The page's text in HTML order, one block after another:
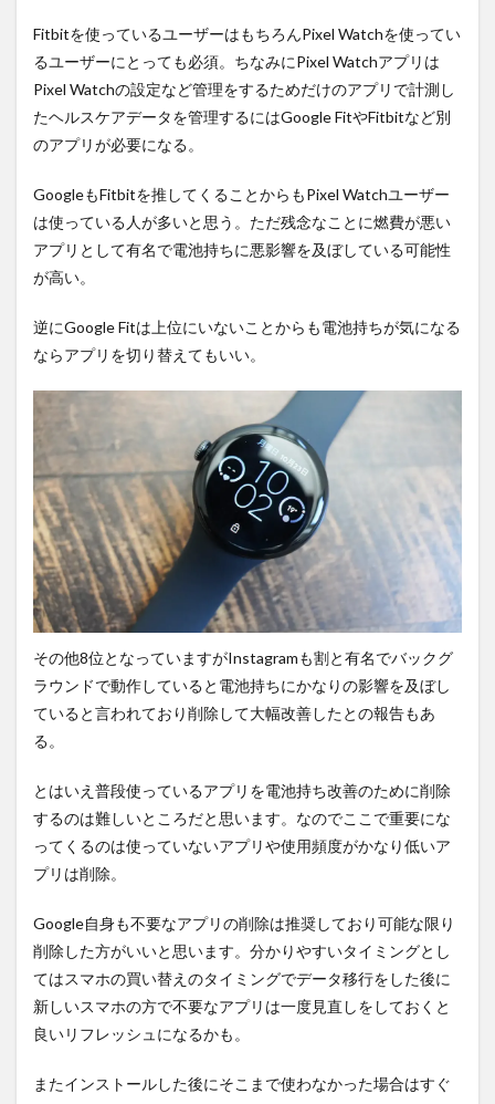
ライ
ョッ
プが
おす
す
め！
Fitbitを使っているユーザーはもちろんPixel Watchを使ってい
るユーザーにとっても必須。ちなみにPixel Watchアプリは
Pixel Watchの設定など管理をするためだけのアプリで計測し
たヘルスケアデータを管理するにはGoogle FitやFitbitなど別
のアプリが必要になる。
GoogleもFitbitを推してくることからもPixel Watchユーザー
は使っている人が多いと思う。ただ残念なことに燃費が悪い
アプリとして有名で電池持ちに悪影響を及ぼしている可能性
が高い。
逆にGoogle Fitは上位にいないことからも電池持ちが気になる
ならアプリを切り替えてもいい。
その他8位となっていますがInstagramも割と有名でバックグ
ラウンドで動作していると電池持ちにかなりの影響を及ぼし
ていると言われており削除して大幅改善したとの報告もあ
る。
とはいえ普段使っているアプリを電池持ち改善のために削除
するのは難しいところだと思います。なのでここで重要にな
ってくるのは使っていないアプリや使用頻度がかなり低いア
プリは削除。
Google自身も不要なアプリの削除は推奨しており可能な限り
削除した方がいいと思います。分かりやすいタイミングとし
てはスマホの買い替えのタイミングでデータ移行をした後に
新しいスマホの方で不要なアプリは一度見直しをしておくと
良いリフレッシュになるかも。
またインストールした後にそこまで使わなかった場合はすぐ